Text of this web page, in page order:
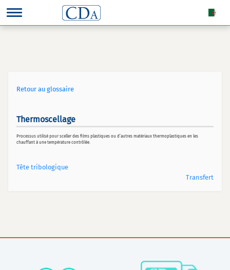
Retour au glossaire
Thermoscellage
Processus utilisé pour sceller des films plastiques ou d’autres matériaux thermoplastiques en les
chauffant à une température contrôlée.
Tête tribologique
Transfert